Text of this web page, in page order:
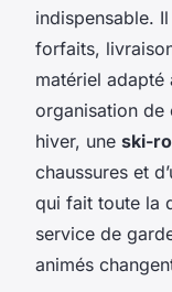
indispensable.
forfaits,
matériel adapté
organisation de
hiver, une ski-
chaussures et
qui fait toute la
service de
animés